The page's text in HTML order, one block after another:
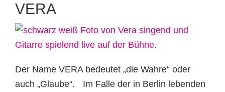
VERA
Der Name VERA bedeutet „die Wahre“ oder
auch „Glaube“. Im Falle der in Berlin lebenden